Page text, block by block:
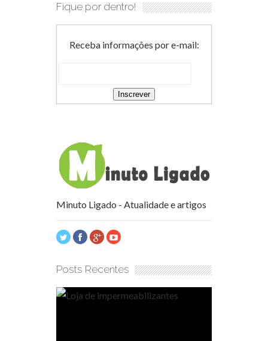
Fique por dentro!
Receba informações por e-mail:
Minuto Ligado - Atualidade e artigos
Posts Recentes